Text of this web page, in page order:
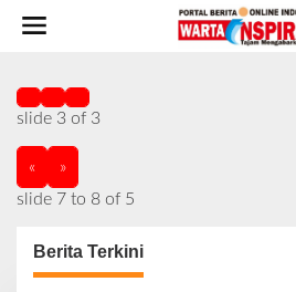
slide 3 of 3
«
»
slide 7 to 8 of 5
Berita Terkini